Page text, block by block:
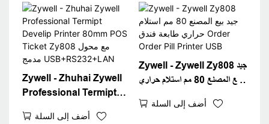
متسكع
Thermal Ticket Printer
USB
Zywell - Zhuhai Zywell
Professional Termipt
POS Ticket Zy808 مع
أضف إلى السلة
Zywell - Zywell Zy808 جيد
بيع المصنع 80 مم استلام حراري
Printer USB
أضف إلى السلة